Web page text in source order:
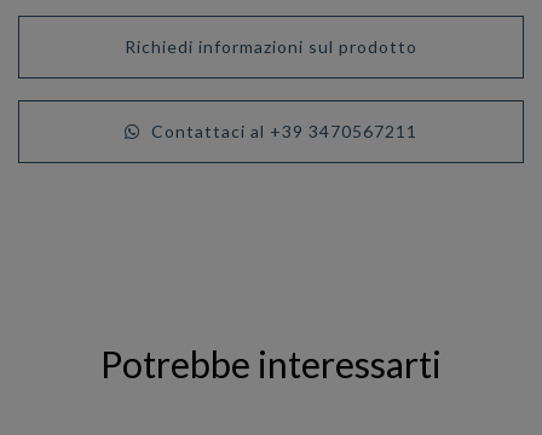
Richiedi informazioni sul prodotto
Contattaci al +39 3470567211
Potrebbe interessarti